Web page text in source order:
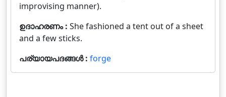
improvising manner).
ഉദാഹരണം : She fashioned a tent out of a sheet
and a few sticks.
പര്യായപദങ്ങൾ : forge